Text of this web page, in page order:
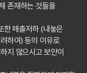
존재하는 것들을
한 매출저하 (내놓은
하여) 등의 이유로
지 않으시고 보안이